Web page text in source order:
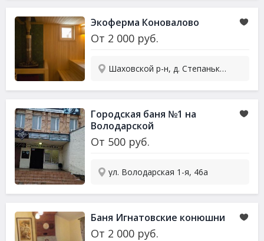
Экоферма Коновалово
От 2 000 руб.
Шаховской р-н, д. Степаньково, 1
Городская баня №1 на
Володарской
От 500 руб.
ул. Володарская 1-я, 46а
Баня Игнатовские конюшни
От 2 000 руб.